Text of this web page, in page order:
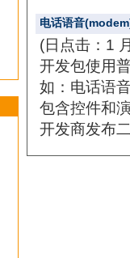
电话语音
(日点击：1
开发包使用
如：电话语
包含控件和
开发商发布